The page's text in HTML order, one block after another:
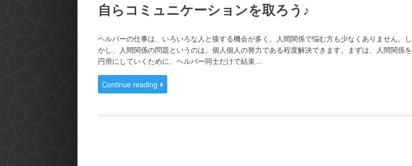
自らコミュニケーションを取ろう♪
ヘルパーの仕事は、いろいろな人と接する機会が多く、人間関係で悩む方も少なくありません。し
かし、人間関係の問題というのは、個人個人の努力である程度解決できます。まずは、人間関係を
円滑にしていくために、ヘルパー同士だけで結束…
Continue reading